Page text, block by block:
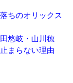
ちのオリックス
悠岐・山川穂
まらない理由